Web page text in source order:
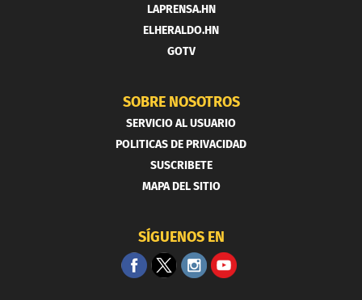
LAPRENSA.HN
ELHERALDO.HN
GOTV
SOBRE NOSOTROS
SERVICIO AL USUARIO
POLITICAS DE PRIVACIDAD
SUSCRIBETE
MAPA DEL SITIO
SÍGUENOS EN